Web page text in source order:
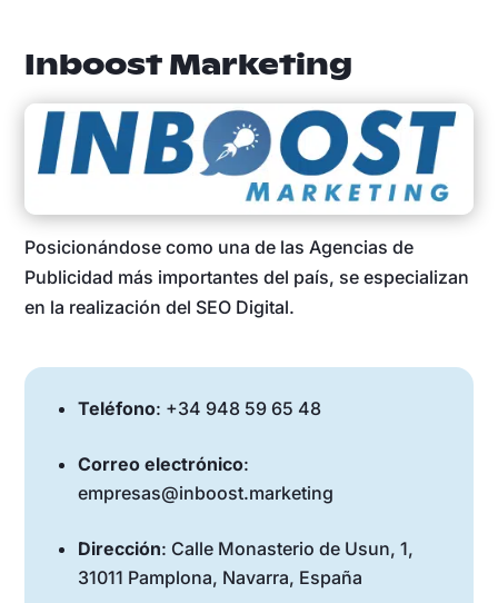
Inboost Marketing
Posicionándose como una de las Agencias de
Publicidad más importantes del país, se especializan
en la realización del SEO Digital.
Teléfono: +34 948 59 65 48
Correo electrónico:
empresas@inboost.marketing
Dirección: Calle Monasterio de Usun, 1,
31011 Pamplona, Navarra, España